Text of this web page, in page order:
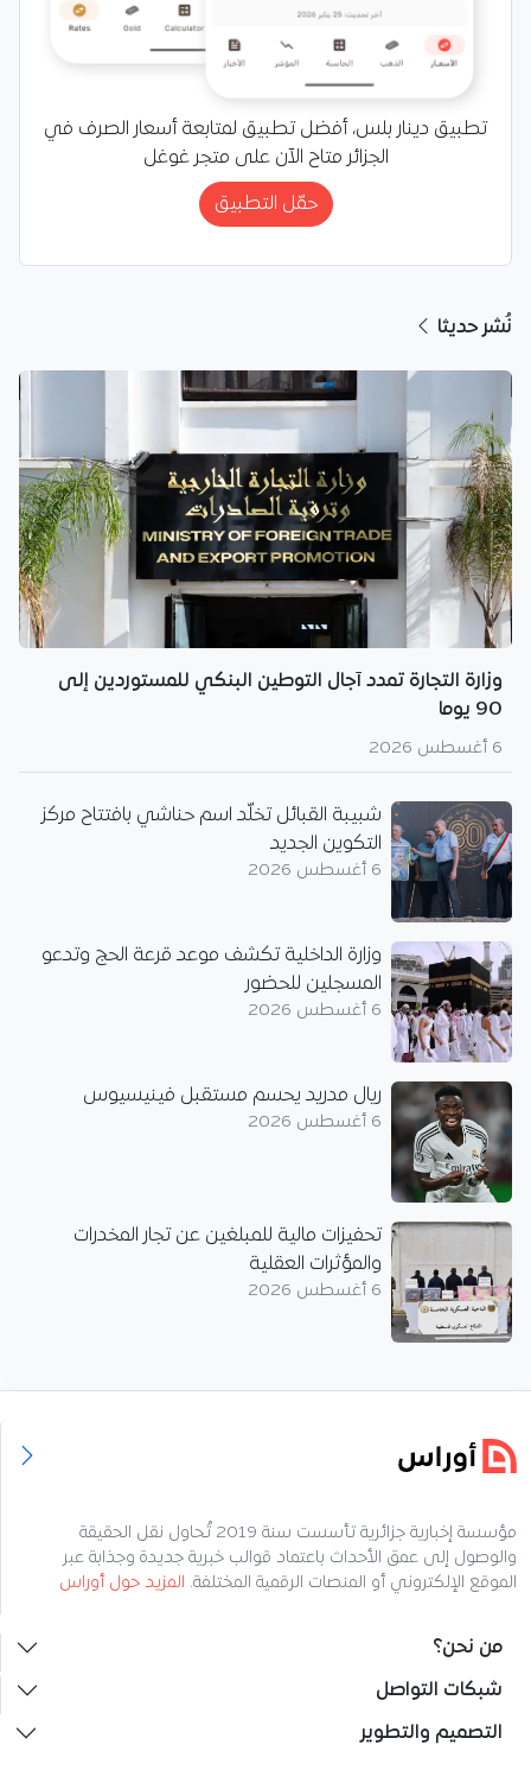
تطبيق دينار بلس، أفضل تطبيق لمتابعة أسعار الصرف في
الجزائر متاح الآن على متجر غوغل
حمّل التطبيق
نُشر حديثا
وزارة التجارة تمدد آجال التوطين البنكي للمستوردين إلى
90 يوما
6 أغسطس 2026
شبيبة القبائل تخلّد اسم حناشي بافتتاح مركز
التكوين الجديد
6 أغسطس 2026
وزارة الداخلية تكشف موعد قرعة الحج وتدعو
المسجلين للحضور
6 أغسطس 2026
ريال مدريد يحسم مستقبل فينيسيوس
6 أغسطس 2026
تحفيزات مالية للمبلغين عن تجار المخدرات
والمؤثرات العقلية
6 أغسطس 2026
مؤسسة إخبارية جزائرية تأسست سنة 2019 تُحاول نقل الحقيقة
والوصول إلى عمق الأحداث باعتماد قوالب خبرية جديدة وجذابة عبر
الموقع الإلكتروني أو المنصات الرقمية المختلفة. المزيد حول أوراس
من نحن؟
شبكات التواصل
التصميم والتطوير